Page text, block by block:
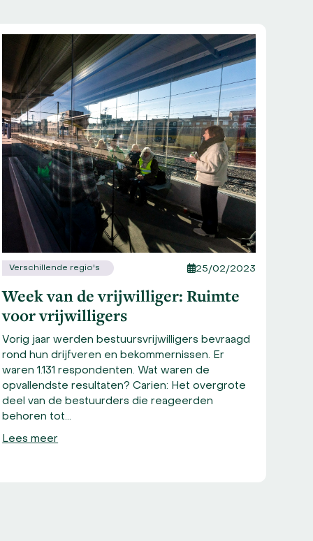
Verschillende regio's 25/02/2023
Week van de vrijwilliger: Ruimte
voor vrijwilligers
Vorig jaar werden bestuursvrijwilligers bevraagd
rond hun drijfveren en bekommernissen. Er
waren 1.131 respondenten. Wat waren de
opvallendste resultaten? Carien: Het overgrote
deel van de bestuurders die reageerden
behoren tot…
Lees meer